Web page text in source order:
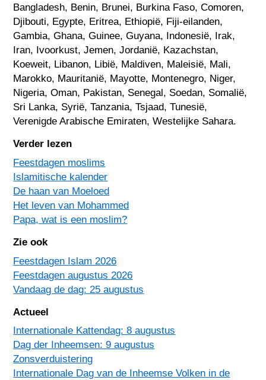
Bangladesh, Benin, Brunei, Burkina Faso,Comoren,
Djibouti, Egypte, Eritrea, Ethiopië, Fiji-eilanden,
Gambia,Ghana,Guinee,Guyana, Indonesië, Irak,
Iran, Ivoorkust,Jemen,Jordanië, Kazachstan,
Koeweit, Libanon, Libië, Maldiven, Maleisië, Mali,
Marokko, Mauritanië, Mayotte, Montenegro, Niger,
Nigeria,Oman, Pakistan, Senegal, Soedan, Somalië,
Sri Lanka, Syrië,Tanzania,Tsjaad,Tunesië,
Verenigde Arabische Emiraten,Westelijke Sahara.
Verder lezen
Feestdagen moslims
Islamitische kalender
De haan van Moeloed
Het leven van Mohammed
Papa, wat is een moslim?
Zie ook
Feestdagen Islam 2026
Feestdagen augustus 2026
Vandaag de dag: 25 augustus
Actueel
Internationale Kattendag: 8 augustus
Dag der Inheemsen: 9 augustus
Zonsverduistering
Internationale Dag van de Inheemse Volken in de